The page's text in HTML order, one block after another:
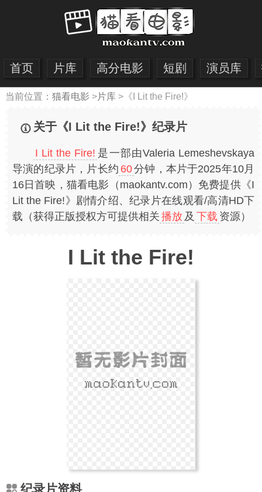
首页 片库 高分电影 短剧 演员库
当前位置： 猫看电影 >片库>《I Lit the Fire!》
关于《I Lit the Fire!》纪录片
I Lit the Fire! 是一部由Valeria Lemeshevskaya
导演的纪录片，片长约 60分钟，本片于2025年10月
16日首映，猫看电影（maokantv.com）免费提供《I
Lit the Fire!》剧情介绍、纪录片在线观看/高清HD下
载（获得正版授权方可提供相关 播放 及 下载 资源）
I Lit the Fire!
纪录片资料